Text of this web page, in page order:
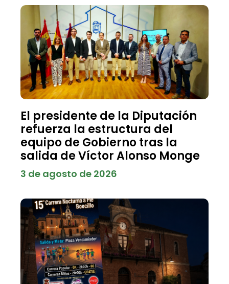
El presidente de la Diputación
refuerza la estructura del
equipo de Gobierno tras la
salida de Víctor Alonso Monge
3 de agosto de 2026